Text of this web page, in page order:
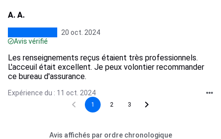
A. A.
20 oct. 2024
Avis vérifié
Les renseignements reçus étaient très professionnels.
L'acceuil était excellent. Je peux volontier recommander
ce bureau d'assurance.
Expérience du : 11 oct. 2024
1 2 3
Avis affichés par ordre chronologique